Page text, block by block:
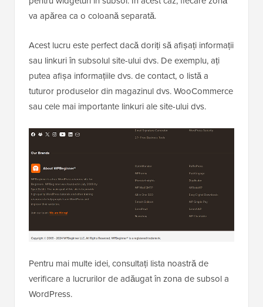
va apărea ca o coloană separată.
Acest lucru este perfect dacă doriți să afișați informații
sau linkuri în subsolul site-ului dvs. De exemplu, ați
putea afișa informațiile dvs. de contact, o listă a
tuturor produselor din magazinul dvs. WooCommerce
sau cele mai importante linkuri ale site-ului dvs.
Pentru mai multe idei, consultați lista noastră de
verificare a lucrurilor de adăugat în zona de subsol a
WordPress.